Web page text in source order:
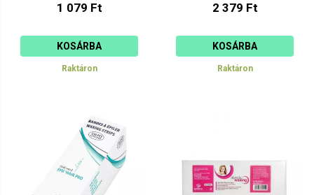
1 079 Ft
KOSÁRBA
Raktáron
2 379 Ft
KOSÁRBA
Raktáron